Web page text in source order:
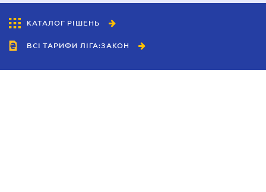
КАТАЛОГ РІШЕНЬ
ВСІ ТАРИФИ ЛІГА:ЗАКОН